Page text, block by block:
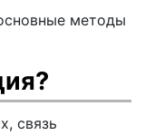
методы
связь